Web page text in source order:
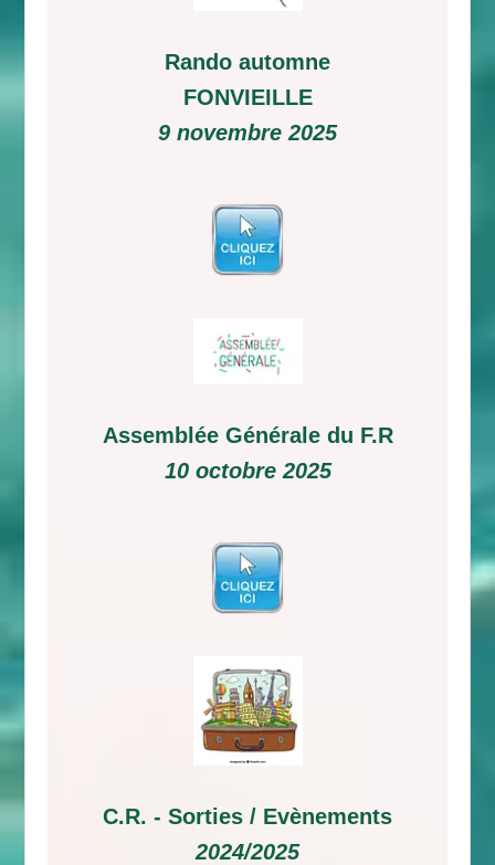
Rando automne
FONVIEILLE
9 novembre 2025
Assemblée Générale du F.R
10 octobre 2025
C.R. - Sorties / Evènements
2024/2025